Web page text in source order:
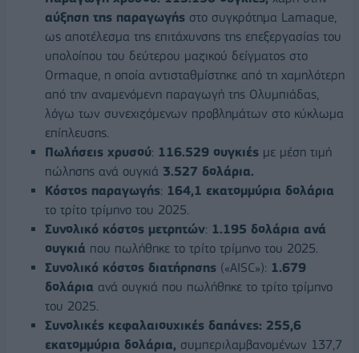
αύξηση της παραγωγής στο συγκρότημα Lamaque,
ως αποτέλεσμα της επιτάχυνσης της επεξεργασίας του
υπολοίπου του δεύτερου μαζικού δείγματος στο
Ormaque, η οποία αντισταθμίστηκε από τη χαμηλότερη
από την αναμενόμενη παραγωγή της Ολυμπιάδας,
λόγω των συνεχιζόμενων προβλημάτων στο κύκλωμα
επίπλευσης.
Πωλήσεις χρυσού: 116.529 ουγκιές με μέση τιμή
πώλησης ανά ουγκιά 3.527 δολάρια.
Κόστος παραγωγής: 164,1 εκατομμύρια δολάρια
το τρίτο τρίμηνο του 2025.
Συνολικό κόστος μετρητών: 1.195 δολάρια ανά
ουγκιά που πωλήθηκε το τρίτο τρίμηνο του 2025.
Συνολικό κόστος διατήρησης («AISC»): 1.679
δολάρια ανά ουγκιά που πωλήθηκε το τρίτο τρίμηνο
του 2025.
Συνολικές κεφαλαιουχικές δαπάνες: 255,6
εκατομμύρια δολάρια, συμπεριλαμβανομένων 137,7